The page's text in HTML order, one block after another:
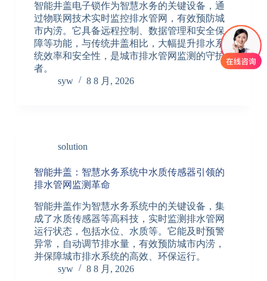
智能井盖电子锁作为智慧水务的关键设备，通
过物联网技术实时监控排水管网，有效预防城
市内涝。它具备远程控制、数据管理和安全保
障等功能，与传统井盖相比，大幅提升排水系
统效率和安全性，是城市排水管网监测的守护
者。
syw
8 8 月, 2026
solution
智能井盖：智慧水务系统中水质传感器引领的
排水管网监测革命
智能井盖作为智慧水务系统中的关键设备，集
成了水质传感器等高科技，实时监测排水管网
运行状态，包括水位、水质等。它能及时预警
异常，自动调节排水量，有效预防城市内涝，
并保障城市排水系统的高效、环保运行。
syw
8 8 月, 2026